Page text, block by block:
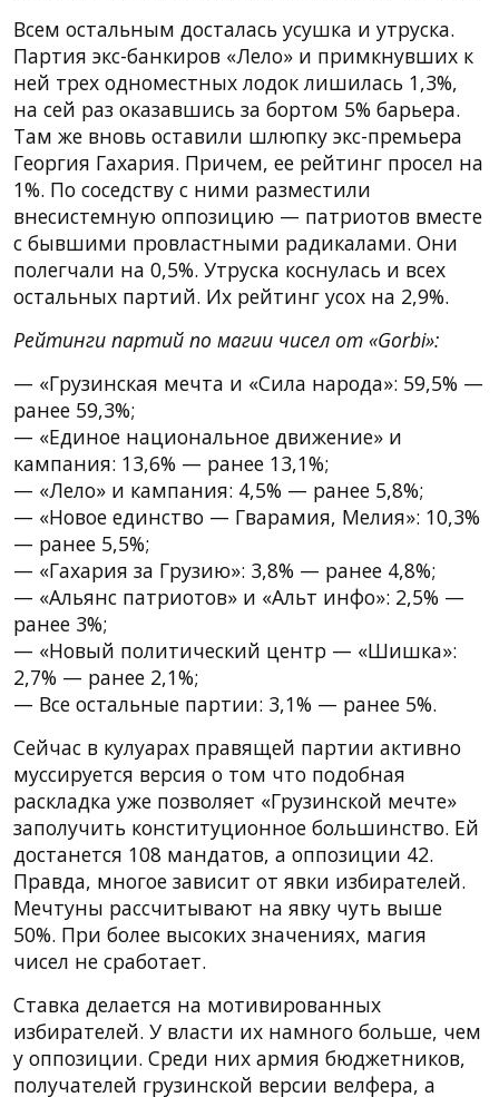
Всем остальным досталась усушка и утруска.
Партия экс-банкиров «Лело» и примкнувших к
ней трех одноместных лодок лишилась 1,3%,
на сей раз оказавшись за бортом 5% барьера.
Там же вновь оставили шлюпку экс-премьера
Георгия Гахария. Причем, ее рейтинг просел на
1%. По соседству с ними разместили
внесистемную оппозицию — патриотов вместе
с бывшими провластными радикалами. Они
полегчали на 0,5%. Утруска коснулась и всех
остальных партий. Их рейтинг усох на 2,9%.
Рейтинги партий по магии чисел от «Gorbi»:
— «Грузинская мечта и «Сила народа»: 59,5% —
ранее 59,3%;
— «Единое национальное движение» и
кампания: 13,6% — ранее 13,1%;
— «Лело» и кампания: 4,5% — ранее 5,8%;
— «Новое единство — Гварамия, Мелия»: 10,3%
— ранее 5,5%;
— «Гахария за Грузию»: 3,8% — ранее 4,8%;
— «Альянс патриотов» и «Альт инфо»: 2,5% —
ранее 3%;
— «Новый политический центр — «Шишка»:
2,7% — ранее 2,1%;
— Все остальные партии: 3,1% — ранее 5%.
Сейчас в кулуарах правящей партии активно
муссируется версия о том что подобная
раскладка уже позволяет «Грузинской мечте»
заполучить конституционное большинство. Ей
достанется 108 мандатов, а оппозиции 42.
Правда, многое зависит от явки избирателей.
Мечтуны рассчитывают на явку чуть выше
50%. При более высоких значениях, магия
чисел не сработает.
Ставка делается на мотивированных
избирателей. У власти их намного больше, чем
у оппозиции. Среди них армия бюджетников,
получателей грузинской версии велфера, а